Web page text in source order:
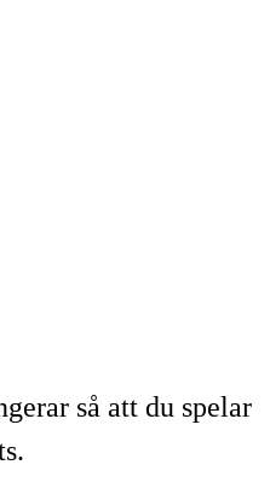
så att du spelar